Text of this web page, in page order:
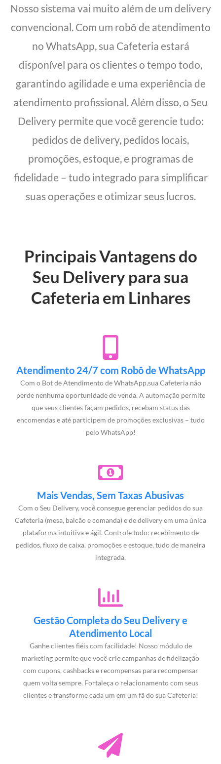
Nosso sistema vai muito além de um delivery
convencional. Com um robô de atendimento
no WhatsApp, sua Cafeteria estará
disponível para os clientes o tempo todo,
garantindo agilidade e uma experiência de
atendimento profissional. Além disso, o Seu
Delivery permite que você gerencie tudo:
pedidos de delivery, pedidos locais,
promoções, estoque, e programas de
fidelidade – tudo integrado para simplificar
suas operações e otimizar seus lucros.
Principais Vantagens do
Seu Delivery para sua
Cafeteria em Linhares
Atendimento 24/7 com Robô de WhatsApp
Com o Bot de Atendimento de WhatsApp,sua Cafeteria não
perde nenhuma oportunidade de venda. A automação permite
que seus clientes façam pedidos, recebam status das
encomendas e até participem de promoções exclusivas – tudo
pelo WhatsApp!
Mais Vendas, Sem Taxas Abusivas
Com o Seu Delivery, você consegue gerenciar pedidos do sua
Cafeteria (mesa, balcão e comanda) e de delivery em uma única
plataforma intuitiva e ágil. Controle tudo: recebimento de
pedidos, fluxo de caixa, promoções e estoque, tudo de maneira
integrada.
Gestão Completa do Seu Delivery e
Atendimento Local
Ganhe clientes fiéis com facilidade! Nosso módulo de
marketing permite que você crie campanhas de fidelização
com cupons, cashbacks e recompensas para recompensar
quem volta sempre. Fortaleça o relacionamento com seus
clientes e transforme cada um em um fã do sua Cafeteria!